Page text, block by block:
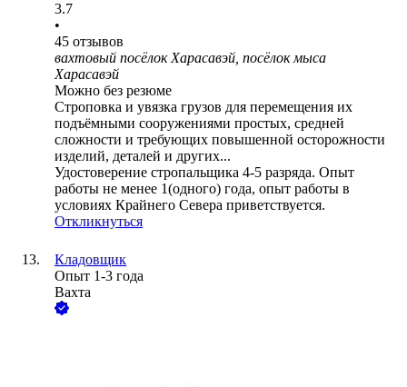
3.7
•
45 отзывов
вахтовый посёлок Харасавэй, посёлок мыса
Харасавэй
Можно без резюме
Строповка и увязка грузов для перемещения их
подъёмными сооружениями простых, средней
сложности и требующих повышенной осторожности
изделий, деталей и других...
Удостоверение стропальщика 4-5 разряда. Опыт
работы не менее 1(одного) года, опыт работы в
условиях Крайнего Севера приветствуется.
Откликнуться
Кладовщик
Опыт 1-3 года
Вахта